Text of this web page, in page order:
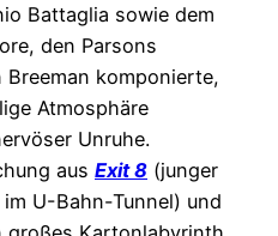
Battaglia sowie dem
den Parsons
Breeman komponierte,
Atmosphäre
Unruhe.
aus Exit 8 (junger
U-Bahn-Tunnel) und